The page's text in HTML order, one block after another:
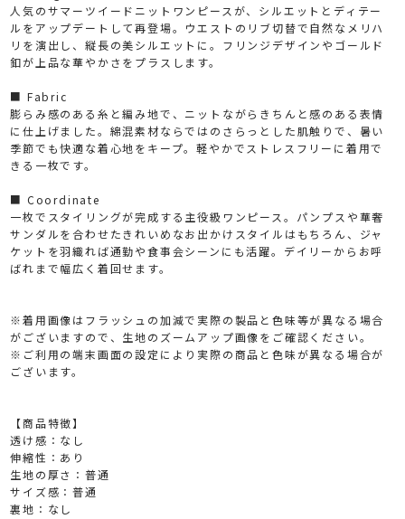
人気のサマーツイードニットワンピースが、シルエットとディテー
ルをアップデートして再登場。ウエストのリブ切替で自然なメリハ
リを演出し、縦長の美シルエットに。フリンジデザインやゴールド
釦が上品な華やかさをプラスします。
■ Fabric
膨らみ感のある糸と編み地で、ニットながらきちんと感のある表情
に仕上げました。綿混素材ならではのさらっとした肌触りで、暑い
季節でも快適な着心地をキープ。軽やかでストレスフリーに着用で
きる一枚です。
■ Coordinate
一枚でスタイリングが完成する主役級ワンピース。パンプスや華奢
サンダルを合わせたきれいめなお出かけスタイルはもちろん、ジャ
ケットを羽織れば通勤や食事会シーンにも活躍。デイリーからお呼
ばれまで幅広く着回せます。
※着用画像はフラッシュの加減で実際の製品と色味等が異なる場合
がございますので、生地のズームアップ画像をご確認ください。
※ご利用の端末画面の設定により実際の商品と色味が異なる場合が
ございます。
【商品特徴】
透け感：なし
伸縮性：あり
生地の厚さ：普通
サイズ感：普通
裏地：なし